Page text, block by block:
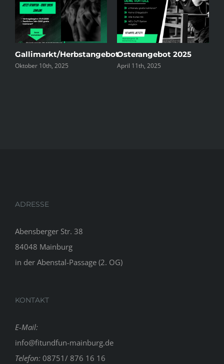
Gallimarkt/Herbstangebot
Oktober 10th, 2025
Osterangebot 2025
April 11th, 2025
ADRESSE
Abensberger Str. 38
84048 Mainburg
in der Abenstal-Passage (2. OG)
KONTAKT
E-Mail:
info@fitundfun-mainburg.de
Telefon: 08751/ 876 16 16